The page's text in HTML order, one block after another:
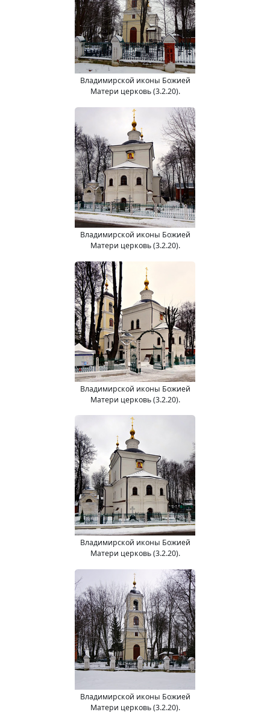
Владимирской иконы Божией
Матери церковь (3.2.20).
Владимирской иконы Божией
Матери церковь (3.2.20).
Владимирской иконы Божией
Матери церковь (3.2.20).
Владимирской иконы Божией
Матери церковь (3.2.20).
Владимирской иконы Божией
Матери церковь (3.2.20).